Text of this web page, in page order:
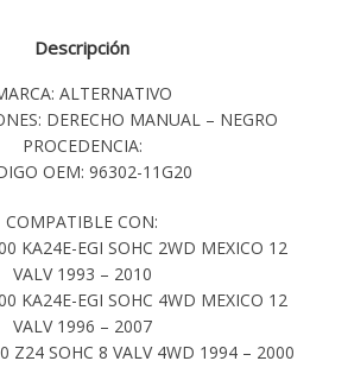
Descripción
ALTERNATIVO
DERECHO MANUAL – NEGRO
PROCEDENCIA:
OEM: 96302-11G20
COMPATIBLE CON:
KA24E-EGI SOHC 2WD MEXICO 12
VALV 1993 – 2010
KA24E-EGI SOHC 4WD MEXICO 12
VALV 1996 – 2007
Z24 SOHC 8 VALV 4WD 1994 – 2000